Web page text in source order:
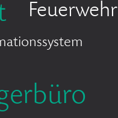
Feuerwehr